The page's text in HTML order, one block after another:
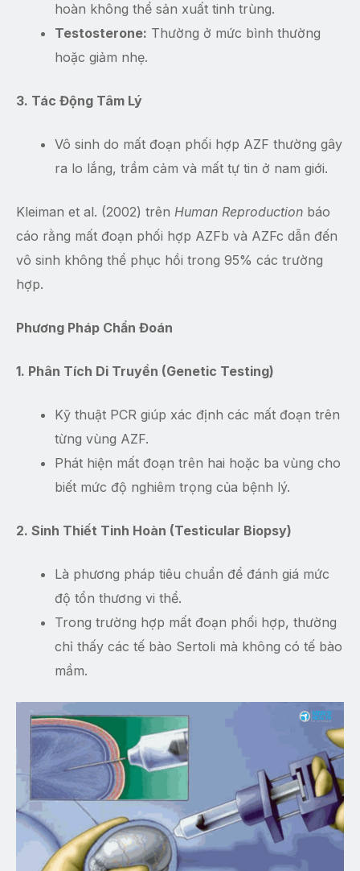
hoàn không thể sản xuất tinh trùng.
Testosterone: Thường ở mức bình thường
hoặc giảm nhẹ.
3. Tác Động Tâm Lý
Vô sinh do mất đoạn phối hợp AZF thường gây
ra lo lắng, trầm cảm và mất tự tin ở nam giới.
Kleiman et al. (2002) trên Human Reproduction báo
cáo rằng mất đoạn phối hợp AZFb và AZFc dẫn đến
vô sinh không thể phục hồi trong 95% các trường
hợp.
Phương Pháp Chẩn Đoán
1. Phân Tích Di Truyền (Genetic Testing)
Kỹ thuật PCR giúp xác định các mất đoạn trên
từng vùng AZF.
Phát hiện mất đoạn trên hai hoặc ba vùng cho
biết mức độ nghiêm trọng của bệnh lý.
2. Sinh Thiết Tinh Hoàn (Testicular Biopsy)
Là phương pháp tiêu chuẩn để đánh giá mức
độ tổn thương vi thể.
Trong trường hợp mất đoạn phối hợp, thường
chỉ thấy các tế bào Sertoli mà không có tế bào
mầm.